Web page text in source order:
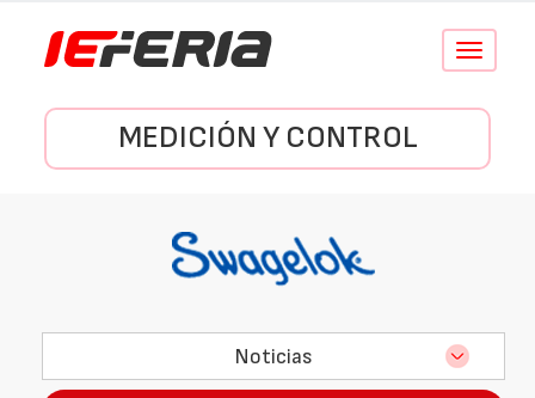
Conmutar
MEDICIÓN Y CONTROL
Noticias